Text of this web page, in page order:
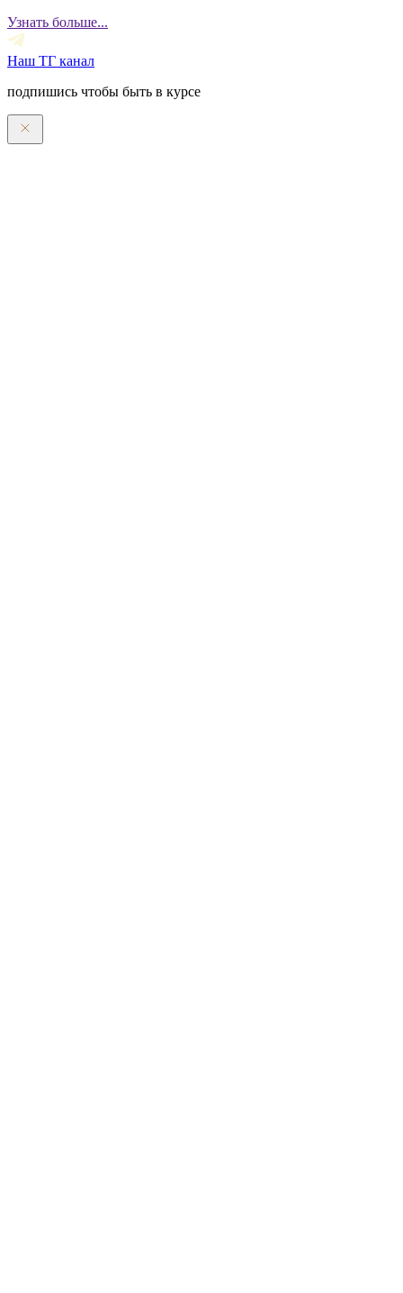
Узнать больше...
Наш ТГ канал
подпишись чтобы быть в курсе